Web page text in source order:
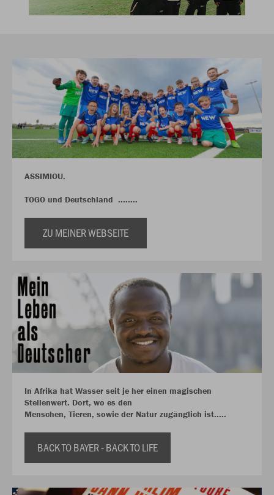
ASSIMIOU.
TOGO und Deutschland ........
ZU MEINER WEBSEITE
In Afrika hat Wasser seit je her einen magischen
Stellenwert. Dort, wo es den
Menschen, Tieren, sowie der Natur zugänglich ist.....
BACK TO BAYER - BACK TO LIFE